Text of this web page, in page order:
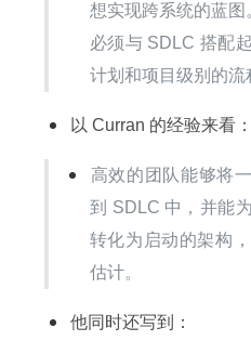
想实现跨系统的蓝
必须与 SDLC 搭配
计划和项目级别的流
以 Curran 的经验来看：
高效的团队能够将
到 SDLC 中，并能
转化为启动的架构
估计。
他同时还写到：